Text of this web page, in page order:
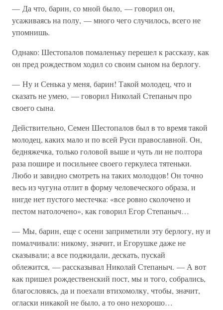
— Да что, барин, со мной было, — говорил он,
усаживаясь на полу, — много чего случилось, всего не
упомнишь.
Однако: Шестопалов помаленьку перешел к рассказу, как
он пред рождеством ходил со своим сыном на берлогу.
— Ну и Сенька у меня, барин! Такой молодец, что и
сказать не умею, — говорил Николай Степаныч про
своего сына.
Действительно, Семен Шестопалов был в то время такой
молодец, каких мало и по всей Руси православной. Он,
бедняжечка, только головой выше и чуть ли не полтора
раза пошире и посильнее своего геркулеса тятеньки.
Любо и завидно смотреть на таких молодцов! Он точно
весь из чугуна отлит в форму человеческого образа, и
нигде нет пустого местечка: «все ровно сколочено и
пестом натолочено», как говорил Егор Степаныч…
— Мы, барин, еще с осени заприметили эту берлогу, ну и
помалчивали: никому, значит, и Егорушке даже не
сказывали; а все поджидали, дескать, пускай
облежится, — рассказывал Николай Степаныч. — А вот
как пришел рождественский пост, мы и того, собрались,
благословясь, да и поехали втихомолку, чтобы, значит,
огласки никакой не было, а то оно нехорошо…